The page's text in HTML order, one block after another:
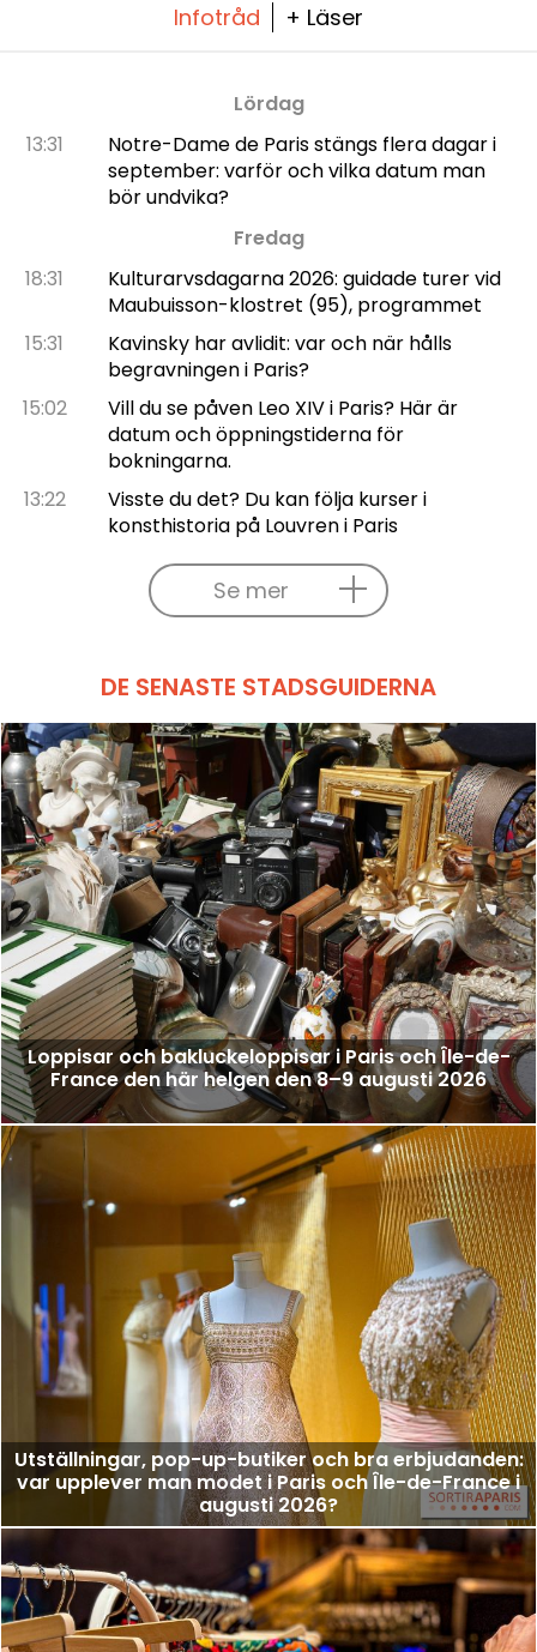
Infotråd + Läser
Lördag
13:31
Notre-Dame de Paris stängs flera dagar i
september: varför och vilka datum man
bör undvika?
Fredag
18:31
Kulturarvsdagarna 2026: guidade turer vid
Maubuisson-klostret (95), programmet
15:31
Kavinsky har avlidit: var och när hålls
begravningen i Paris?
15:02
Vill du se påven Leo XIV i Paris? Här är
datum och öppningstiderna för
bokningarna.
13:22
Visste du det? Du kan följa kurser i
konsthistoria på Louvren i Paris
Se mer
DE SENASTE STADSGUIDERNA
Loppisar och bakluckeloppisar i Paris och Île-de-
France den här helgen den 8–9 augusti 2026
Utställningar, pop-up-butiker och bra erbjudanden:
var upplever man modet i Paris och Île-de-France i
augusti 2026?